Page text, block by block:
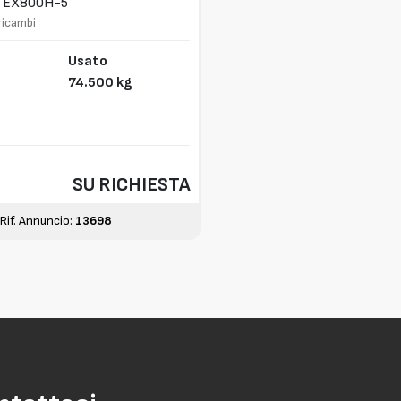
Usato
74.500 kg
SU RICHIESTA
Rif. Annuncio: 13698